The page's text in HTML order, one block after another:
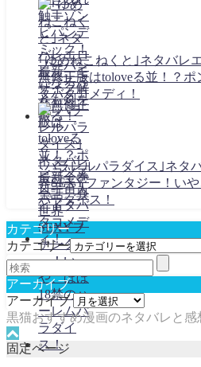
｢ゆめねこねくと｣ネタバレ
無修正版はtoloveる並！？
タバタコメディ！
｢パラレルパラダイス｣ネタ
界SEXYファンタジー！い
パラダイス！
カテゴリー
カテゴリー
アーカイブ
アーカイブ
黒猫おすすめ漫画のネタバレと感
固定ページ